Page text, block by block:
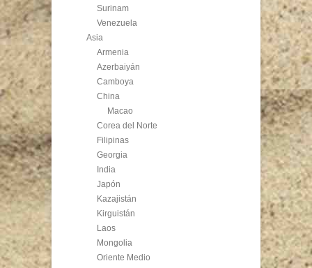
Surinam
Venezuela
Asia
Armenia
Azerbaiyán
Camboya
China
Macao
Corea del Norte
Filipinas
Georgia
India
Japón
Kazajistán
Kirguistán
Laos
Mongolia
Oriente Medio